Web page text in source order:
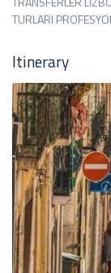
TURLARI
Itinerary